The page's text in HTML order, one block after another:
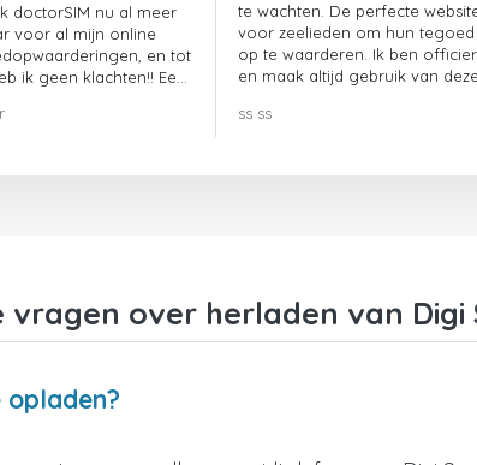
doctorSIM nu al meer
voor al mijn online
en tot
ik geen klachten!! Een
te wachten. De perfecte
voor zeelieden om hun tegoed
op te waarderen. Ik ben officier
en maak altijd gebruik van deze
ss ss
vragen over herladen van Digi